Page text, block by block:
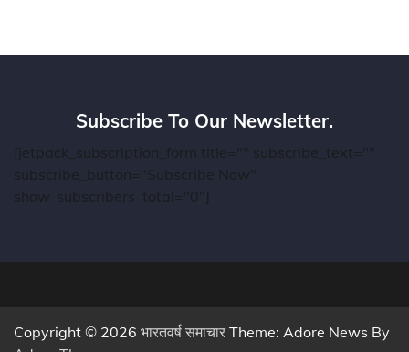
Subscribe To Our Newsletter.
[jetpack_subscription_form title="" subscribe_text=""
subscribe_button="Subscribe Now"
show_subscribers_total="0"]
Copyright © 2026 भारतवर्ष समाचार Theme: Adore News By